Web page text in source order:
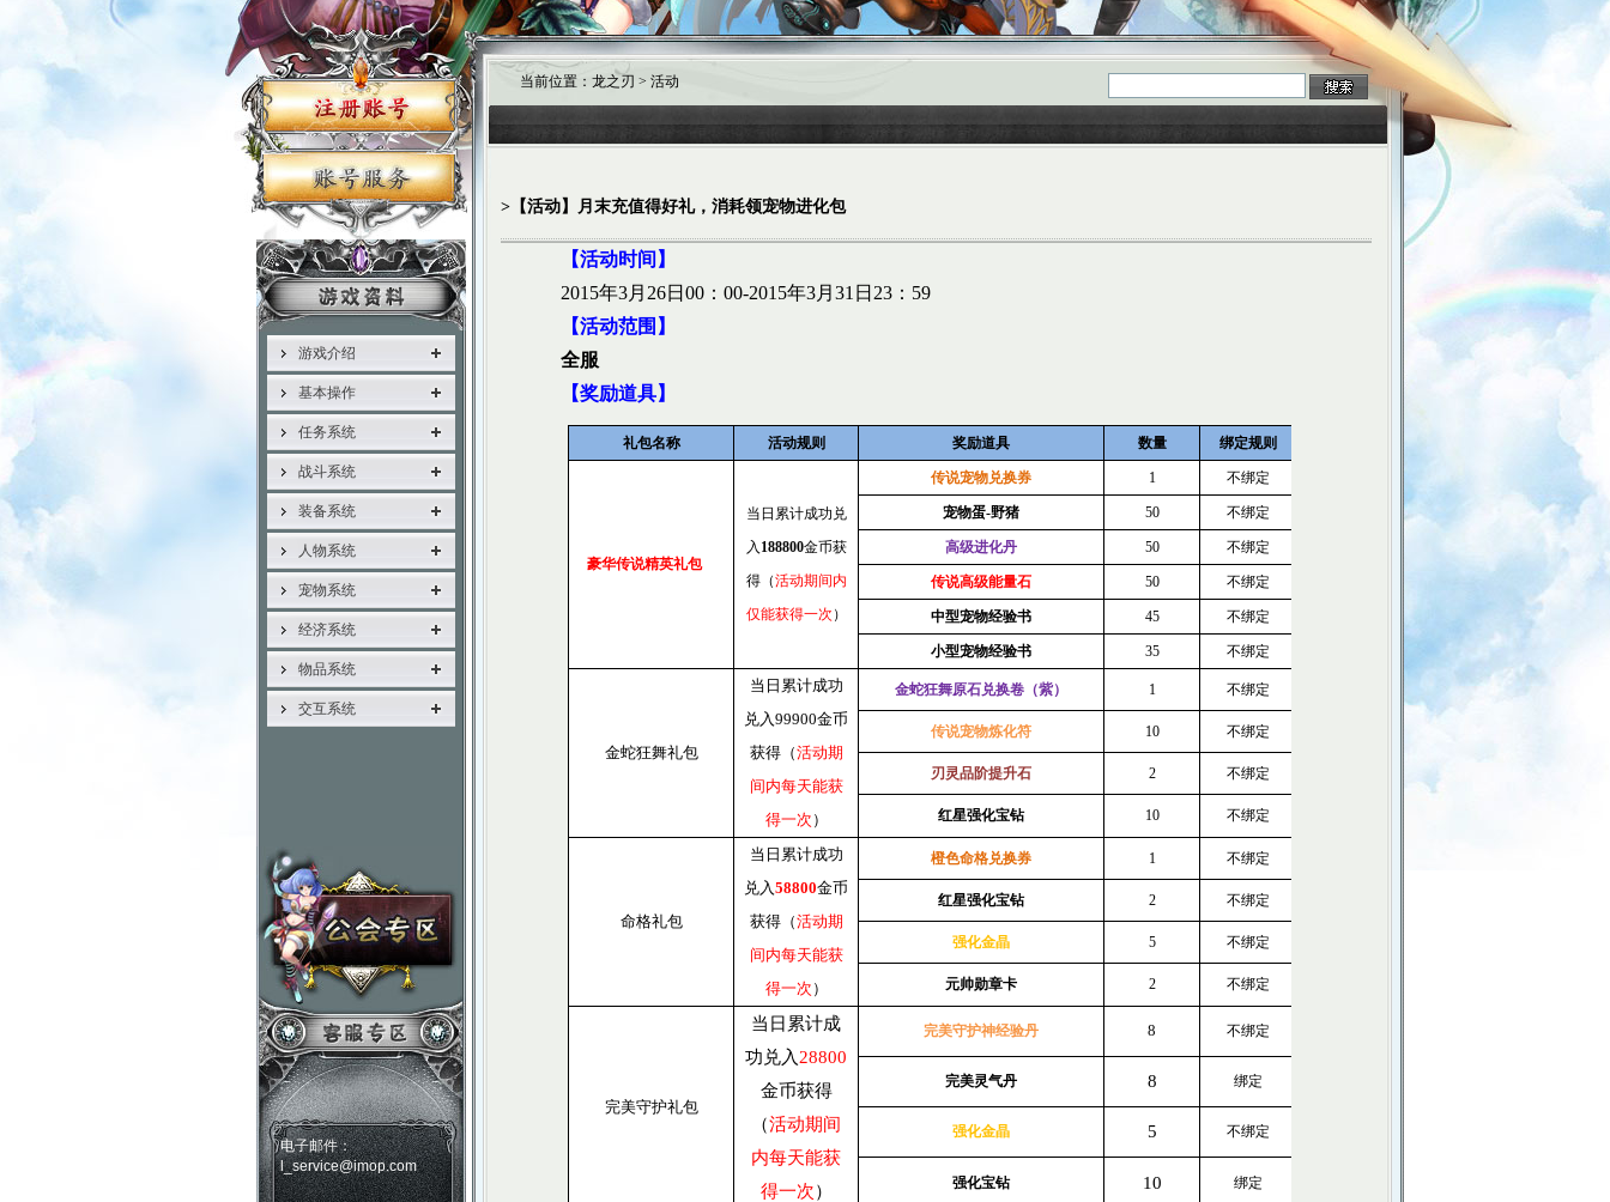
游戏介绍
基本操作
任务系统
战斗系统
装备系统
人物系统
宠物系统
经济系统
物品系统
交互系统
电子邮件：
l_service@imop.com
当前位置：龙之刃 > 活动
>【活动】月末充值得好礼，消耗领宠物进化包
【活动时间】
2015年3月 26日 00 ： 00-2015年3月 31 日 23 ： 59
【活动范围】
全服
【奖励道具】
礼包名称 活动规则 奖励道具 数量 绑定规则
豪华传说精英礼包
当日累计成功兑
入 188800金币获
得（活动期间内
仅能获得一次 ）
传说宠物兑换券 1 不绑定
宠物蛋-野猪 50 不绑定
高级进化丹 50 不绑定
传说高级能量石 50 不绑定
中型宠物经验书 45 不绑定
小型宠物经验书 35 不绑定
金蛇狂舞礼包
当日累计成功
兑入99900金币
获得（活动期
间内每天能获
得一次 ）
金蛇狂舞原石兑换卷（紫） 1 不绑定
传说宠物炼化符 10 不绑定
刃灵品阶提升石 2 不绑定
红星强化宝钻 10 不绑定
命格礼包
当日累计成功
兑入58800金币
获得（活动期
间内每天能获
得一次 ）
橙色命格兑换券 1 不绑定
红星强化宝钻 2 不绑定
强化金晶 5 不绑定
元帅勋章卡 2 不绑定
完美守护礼包
当日累计成
功兑入 28800
金币获得
（活动期间
内每天能获
得一次）
完美守护神经验丹 8 不绑定
完美灵气丹 8 绑定
强化金晶 5 不绑定
强化宝钻 10 绑定